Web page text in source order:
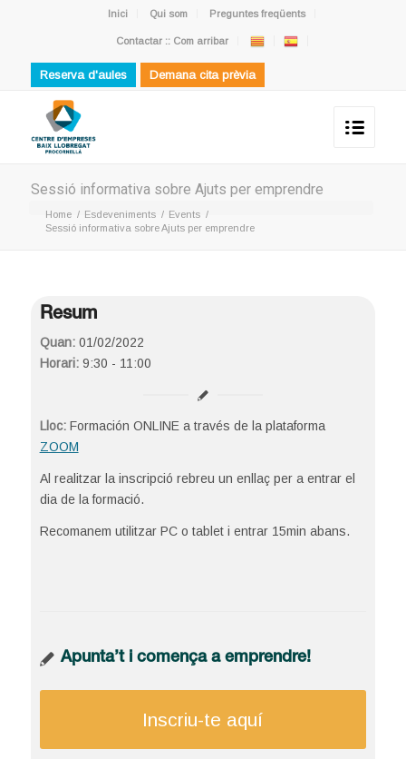
Inici Qui som Preguntes freqüents
Contactar :: Com arribar
Reserva d'aules Demana cita prèvia
Sessió informativa sobre Ajuts per emprendre
Home / Esdeveniments / Events /
Sessió informativa sobre Ajuts per emprendre
Resum
Quan:01/02/2022
Horari:9:30 - 11:00
Lloc:Formación ONLINE a través de la plataforma
ZOOM
Al realitzar la inscripció rebreu un enllaç per a entrar el
dia de la formació.
Recomanem utilitzar PC o tablet i entrar 15min abans.
Apunta’t i comença a emprendre!
Inscriu-te aquí